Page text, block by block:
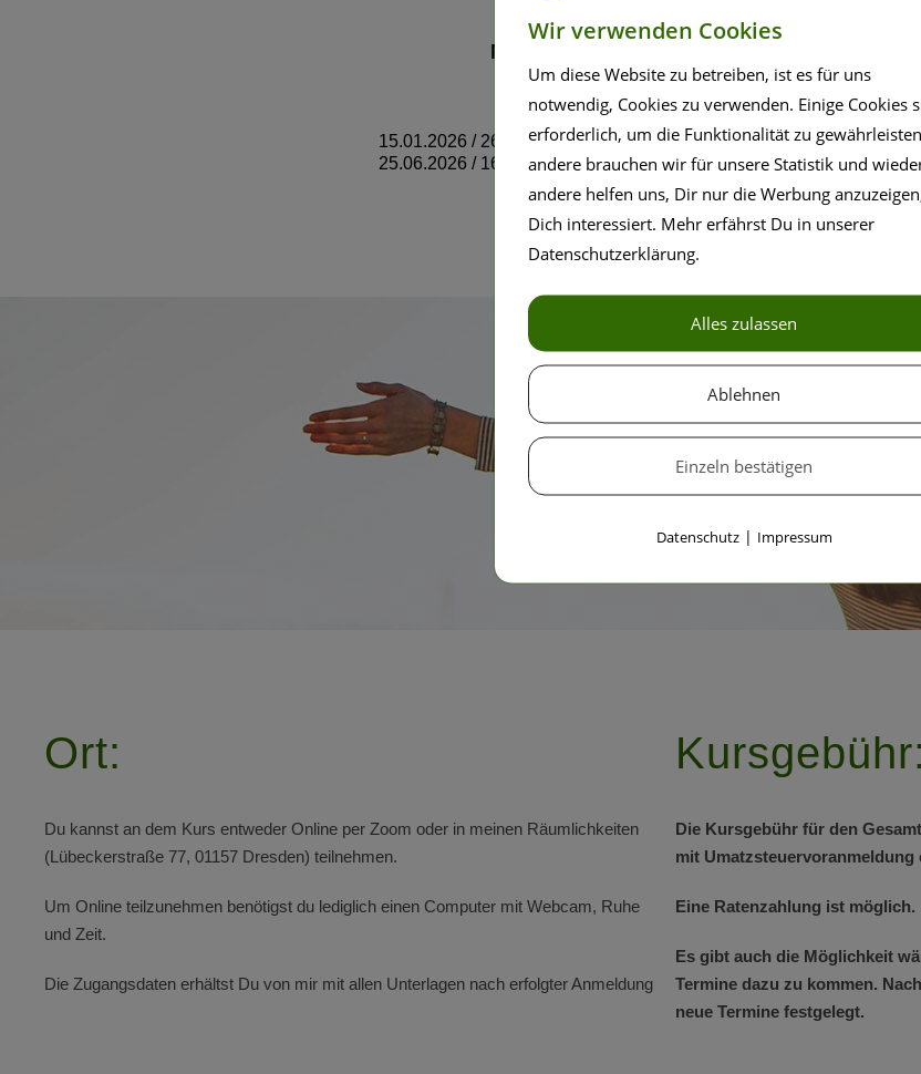
MBSR Aufbaukurs Termine:
Termine 2026
15.01.2026 / 26.02.2026 / 12.03.2026 / 16.04.2026 / 21.05.2026 /
25.06.2026 / 16.07.2026 / 13.08.2026 / 17.09.2026 / 08.10.2026 /
05.11.2026 / 03.12.2026
Jetzt anmelden
Ort:
Du kannst an dem Kurs entweder Online per Zoom oder in meinen Räumlichkeiten
(Lübeckerstraße 77, 01157 Dresden) teilnehmen.
Um Online teilzunehmen benötigst du lediglich einen Computer mit Webcam, Ruhe
und Zeit.
Die Zugangsdaten erhältst Du von mir mit allen Unterlagen nach erfolgter Anmeldung
Kursgebühr:
Die Kursgebühr für den
mit Umatzsteuervoranmeldung
Eine Ratenzahlung ist möglich.
Es gibt auch die Möglichkeit
Termine dazu zu kommen.
neue Termine festgelegt.
Wir verwenden Cookies
Um diese Website zu betreiben, ist es für uns
notwendig, Cookies zu verwenden. Einige Cookies
erforderlich, um die Funktionalität zu
andere brauchen wir für unsere Statistik und
andere helfen uns, Dir nur die Werbung
Dich interessiert. Mehr erfährst Du in unserer
Datenschutzerklärung.
Alles zulassen
Ablehnen
Einzeln bestätigen
Datenschutz| Impressum